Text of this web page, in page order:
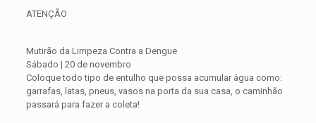
ATENÇÃO
Mutirão da Limpeza Contra a Dengue
Sábado | 20 de novembro
Coloque todo tipo de entulho que possa acumular água como:
garrafas, latas, pneus, vasos na porta da sua casa, o caminhão
passará para fazer a coleta!